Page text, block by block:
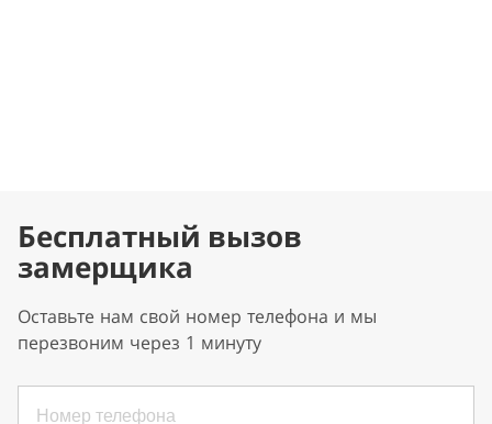
Бесплатный вызов
замерщика
Оставьте нам свой номер телефона и мы
перезвоним через 1 минуту